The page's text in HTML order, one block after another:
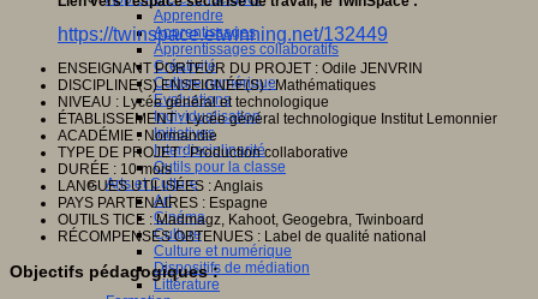
Apprendre
Apprentissages
Apprentissages collaboratifs
Créativité
Culture numérique
Evaluations
Individualisation
Initiatives
Interdisciplinarité
Outils pour la classe
Arts et Culture
Art
Cinéma
Culture
Culture et numérique
Dispositifs de médiation
Littérature
https://twinspace.etwinning.net/132449
ENSEIGNANT PORTEUR DU PROJET : Odile JENVRIN
DISCIPLINE(S) ENSEIGNÉE(S) : Mathématiques
NIVEAU : Lycée général et technologique
ÉTABLISSEMENT : Lycée général technologique Institut Lemonnier
ACADÉMIE : Normandie
TYPE DE PROJET : Production collaborative
DURÉE : 10 mois
LANGUES UTILISÉES : Anglais
PAYS PARTENAIRES : Espagne
OUTILS TICE : Madmagz, Kahoot, Geogebra, Twinboard
RÉCOMPENSES OBTENUES : Label de qualité national
Objectifs pédagogiques :